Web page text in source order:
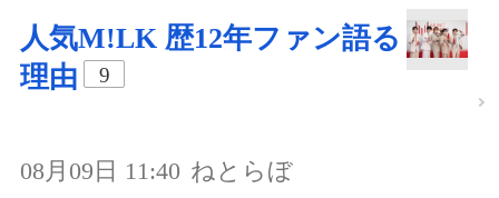
人気M!LK 歴12年ファン語る
理由
9
08月09日 11:40 ねとらぼ